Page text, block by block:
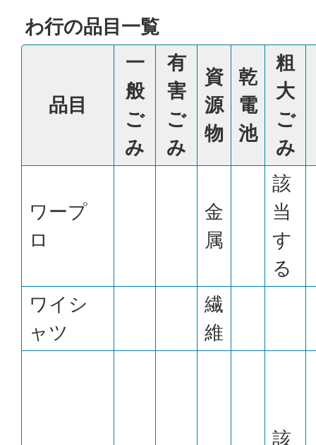
わ行の品目一覧
品目
一
般
ご
み
有
害
ご
み
資
源
物
乾
電
池
粗
大
ご
み
ワープ
ロ
金
属
該
当
す
る
ワイシ
ャツ
繊
維
該